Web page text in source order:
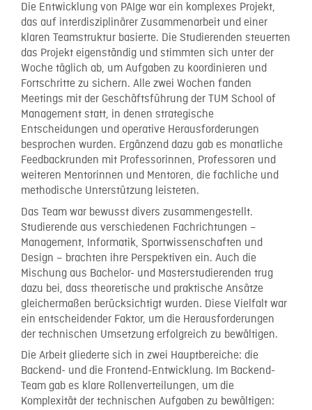
Die Entwicklung von PAIge war ein komplexes Projekt,
das auf interdisziplinärer Zusammenarbeit und einer
klaren Teamstruktur basierte. Die Studierenden steuerten
das Projekt eigenständig und stimmten sich unter der
Woche täglich ab, um Aufgaben zu koordinieren und
Fortschritte zu sichern. Alle zwei Wochen fanden
Meetings mit der Geschäftsführung der TUM School of
Management statt, in denen strategische
Entscheidungen und operative Herausforderungen
besprochen wurden. Ergänzend dazu gab es monatliche
Feedbackrunden mit Professorinnen, Professoren und
weiteren Mentorinnen und Mentoren, die fachliche und
methodische Unterstützung leisteten.
Das Team war bewusst divers zusammengestellt.
Studierende aus verschiedenen Fachrichtungen –
Management, Informatik, Sportwissenschaften und
Design – brachten ihre Perspektiven ein. Auch die
Mischung aus Bachelor- und Masterstudierenden trug
dazu bei, dass theoretische und praktische Ansätze
gleichermaßen berücksichtigt wurden. Diese Vielfalt war
ein entscheidender Faktor, um die Herausforderungen
der technischen Umsetzung erfolgreich zu bewältigen.
Die Arbeit gliederte sich in zwei Hauptbereiche: die
Backend- und die Frontend-Entwicklung. Im Backend-
Team gab es klare Rollenverteilungen, um die
Komplexität der technischen Aufgaben zu bewältigen: